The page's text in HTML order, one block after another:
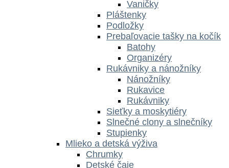
Vaničky
Pláštenky
Podložky
Prebaľovacie tašky na kočík
Batohy
Organizéry
Rukávniky a nánožníky
Nánožníky
Rukavice
Rukávniky
Sieťky a moskytiéry
Slnečné clony a slnečníky
Stupienky
Mlieko a detská výživa
Chrumky
Detské čaje